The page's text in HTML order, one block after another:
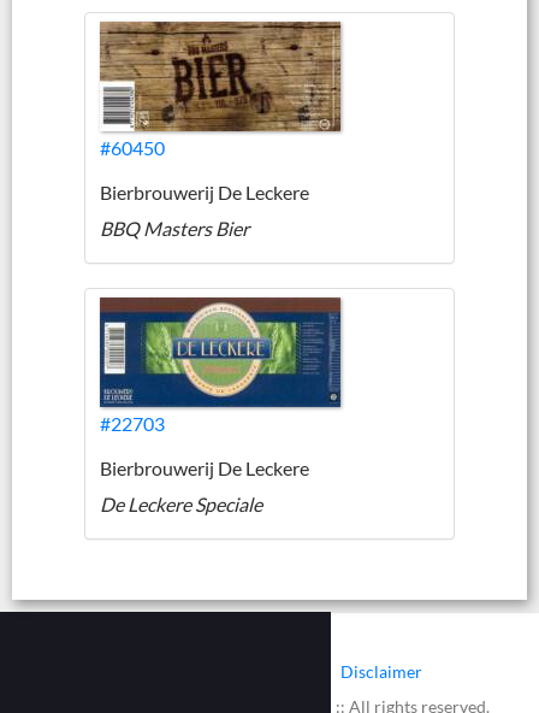
#60450
Bierbrouwerij De Leckere
BBQ Masters Bier
#22703
Bierbrouwerij De Leckere
De Leckere Speciale
Disclaimer
© 2002 - 2026 :: www.bieretiketten.nl :: All rights reserved.